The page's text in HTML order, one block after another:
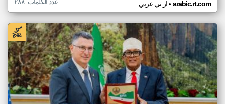
ار تي عربي• arabic.rt.com عدد الكلمات: ٢٨٨